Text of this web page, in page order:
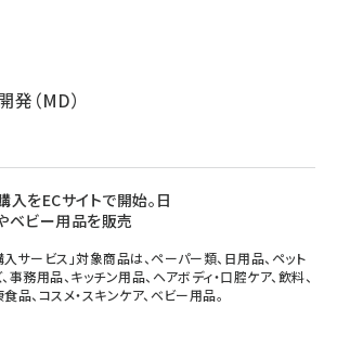
発（MD）
入をECサイトで開始。日
ベビー用品を販売
入サービス」対象商品は、ペーパー類、日用品、ペット
事務用品、キッチン用品、ヘアボディ・口腔ケア、飲料、
品、コスメ・スキンケア、ベビー用品。